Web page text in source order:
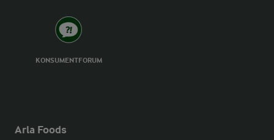
KONSUMENTFORUM
Arla Foods